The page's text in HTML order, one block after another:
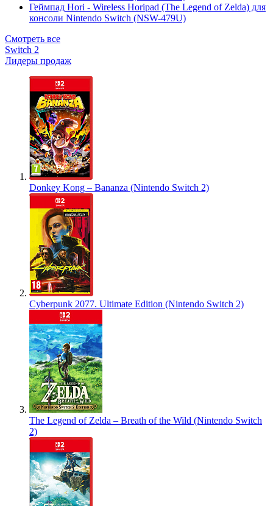
Геймпад Hori - Wireless Horipad (The Legend of Zelda) для
консоли Nintendo Switch (NSW-479U)
Смотреть все
Switch 2
Лидеры продаж
Donkey Kong – Bananza (Nintendo Switch 2)
Cyberpunk 2077. Ultimate Edition (Nintendo Switch 2)
The Legend of Zelda – Breath of the Wild (Nintendo Switch
2)